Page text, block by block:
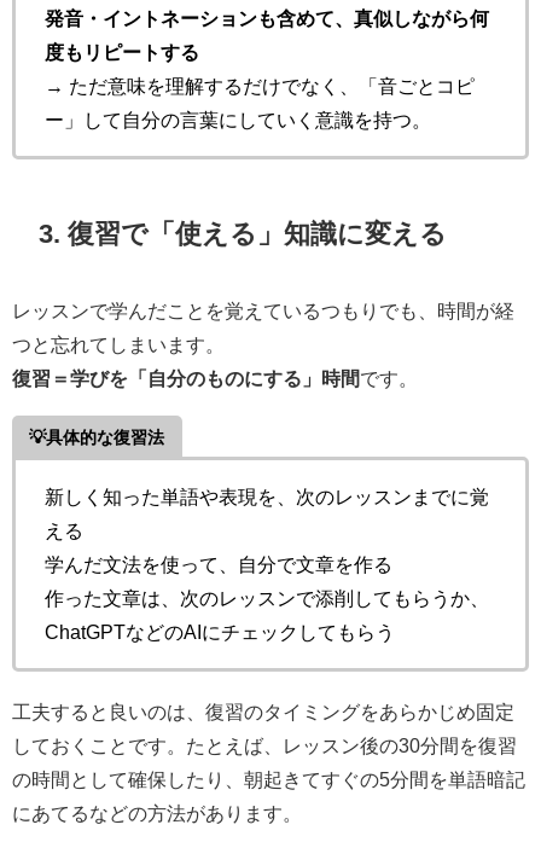
発音・イントネーションも含めて、真似しながら何
度もリピートする
→ ただ意味を理解するだけでなく、「音ごとコピ
ー」して自分の言葉にしていく意識を持つ。
3. 復習で「使える」知識に変える
レッスンで学んだことを覚えているつもりでも、時間が経
つと忘れてしまいます。
復習＝学びを「自分のものにする」時間です。
💡具体的な復習法
新しく知った単語や表現を、次のレッスンまでに覚
える
学んだ文法を使って、自分で文章を作る
作った文章は、次のレッスンで添削してもらうか、
ChatGPTなどのAIにチェックしてもらう
工夫すると良いのは、復習のタイミングをあらかじめ固定
しておくことです。たとえば、レッスン後の30分間を復習
の時間として確保したり、朝起きてすぐの5分間を単語暗記
にあてるなどの方法があります。